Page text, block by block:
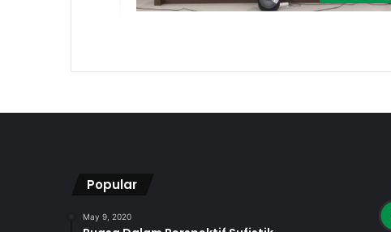
Popular
May 9, 2020